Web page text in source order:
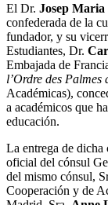
El Dr. Josep
confederada de la
fundador, y su
Estudiantes, Dr.
Embajada de
l’Ordre des Palmes
Académicas),
a académicos que
educación.
La entrega de dicha
oficial del cónsul
del mismo cónsul,
Cooperación y de